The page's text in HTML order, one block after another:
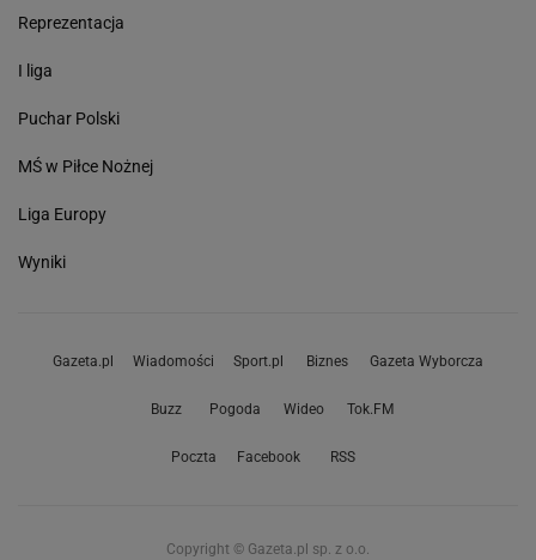
Reprezentacja
I liga
Puchar Polski
MŚ w Piłce Nożnej
Liga Europy
Wyniki
Gazeta.pl Wiadomości Sport.pl Biznes Gazeta Wyborcza
Buzz Pogoda Wideo Tok.FM
Poczta Facebook RSS
Copyright © Gazeta.pl sp. z o.o.